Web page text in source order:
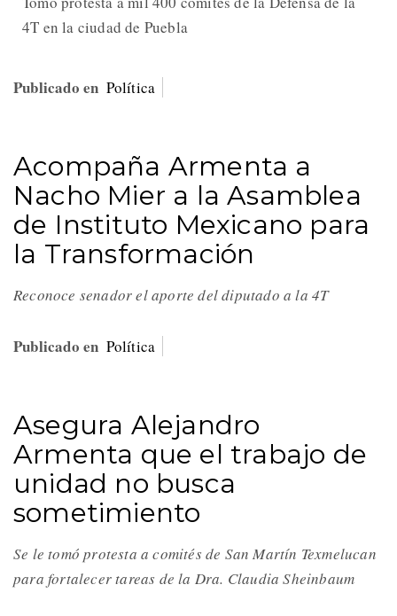
4T en la ciudad de Puebla
Publicado en Política
Acompaña Armenta a
Nacho Mier a la Asamblea
de Instituto Mexicano para
la Transformación
Reconoce senador el aporte del diputado a la 4T
Publicado en Política
Asegura Alejandro
Armenta que el trabajo de
unidad no busca
sometimiento
Se le tomó protesta a comités de San Martín Texmelucan
para fortalecer tareas de la Dra. Claudia Sheinbaum